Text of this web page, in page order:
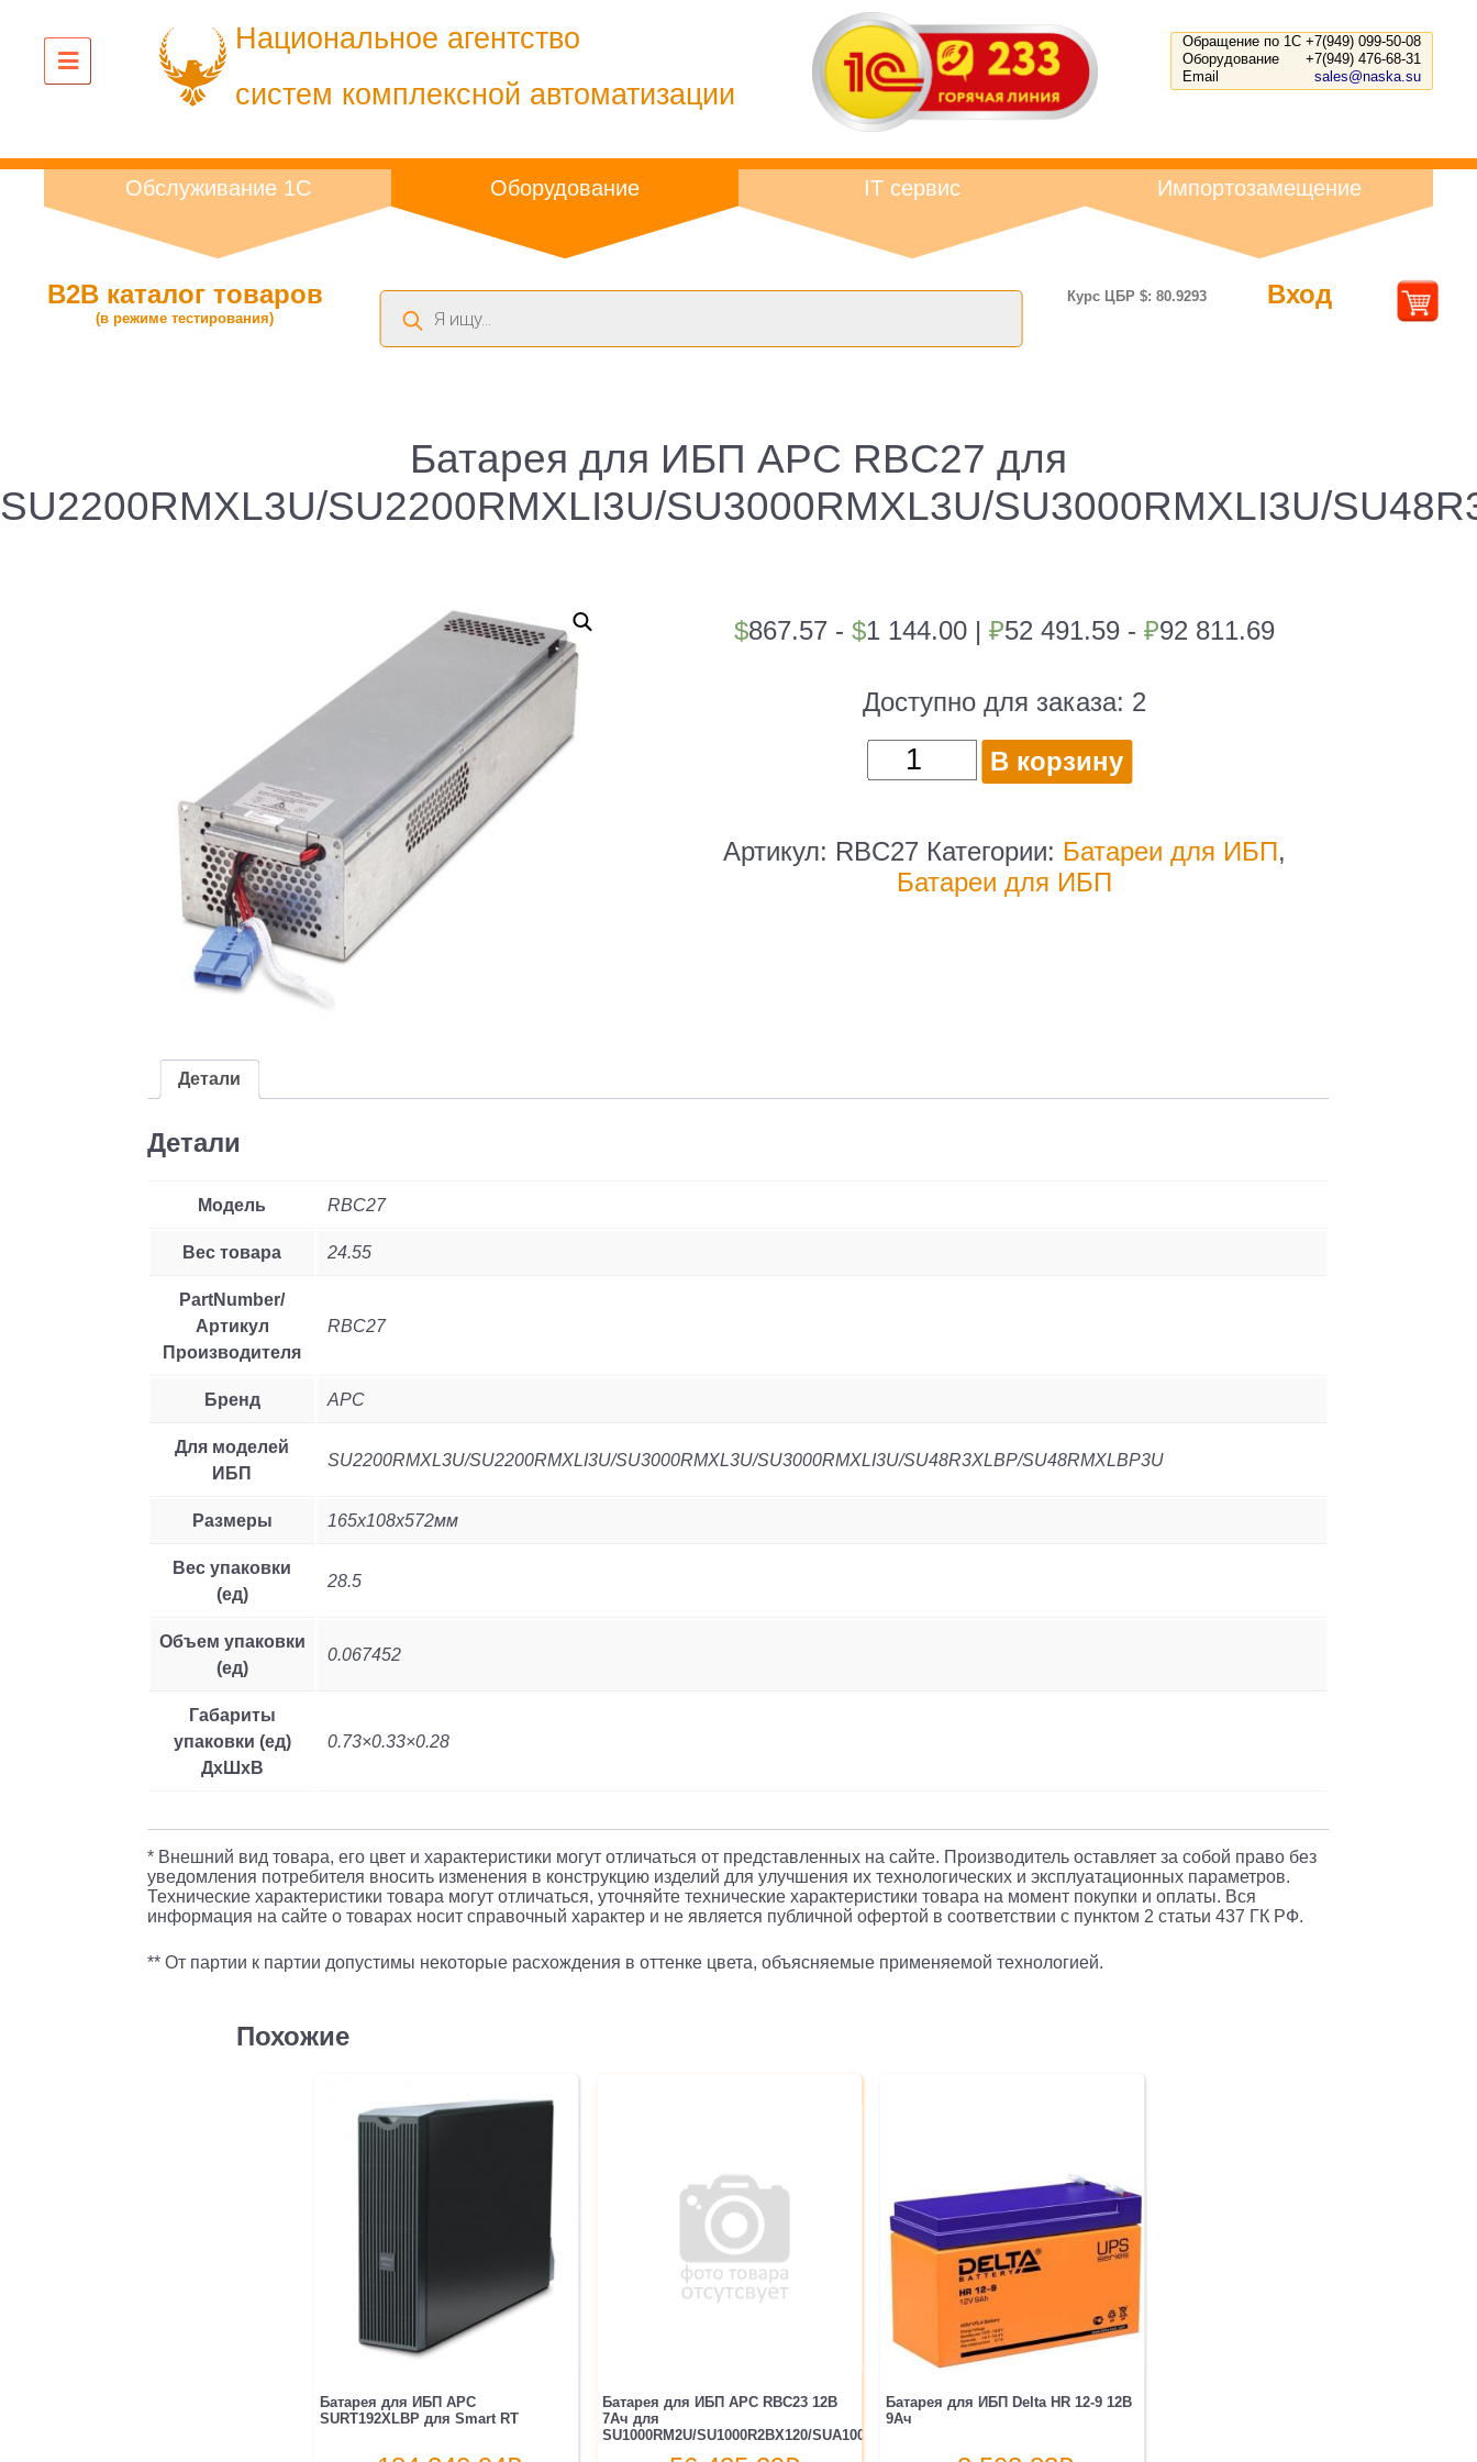
Национальное агентство
систем комплексной автоматизации
Обращение по 1С +7(949) 099-50-08
Оборудование
+7(949) 476-68-31
Email
sales@naska.su
Обслуживание 1С Оборудование IT сервис Импортозамещение
B2B каталог товаров
(в режиме тестирования)
Поиск
товаров
Курс ЦБР $: 80.9293 Вход
Батарея для ИБП APC RBC27 для
SU2200RMXL3U/SU2200RMXLI3U/SU3000RMXL3U/SU3000RMXLI3U/
$867.57 - $1 144.00| ₽52 491.59 - ₽92 811.69
Доступно для заказа: 2
Количество
товара
для
ИБП
В корзину
Артикул: RBC27 Категории: Батареи для ИБП,
Батареи для ИБП
Детали
Детали
Модель RBC27
Вес товара 24.55
PartNumber/
Артикул
Производителя
RBC27
Бренд APC
Для моделей
ИБП
SU2200RMXL3U/SU2200RMXLI3U/SU3000RMXL3U/SU3000RMXLI3U/SU48R3XLBP/SU48RMXLBP3U
Размеры 165x108x572мм
Вес упаковки
(ед)
28.5
Объем упаковки
(ед)
0.067452
Габариты
упаковки (ед)
ДхШхВ
0.73×0.33×0.28
* Внешний вид товара, его цвет и характеристики могут отличаться от представленных на сайте. Производитель оставляет за собой право без
уведомления потребителя вносить изменения в конструкцию изделий для улучшения их технологических и эксплуатационных параметров.
Технические характеристики товара могут отличаться, уточняйте технические характеристики товара на момент покупки и оплаты. Вся
информация на сайте о товарах носит справочный характер и не является публичной офертой в соответствии с пунктом 2 статьи 437 ГК РФ.
** От партии к партии допустимы некоторые расхождения в оттенке цвета, объясняемые применяемой технологией.
Похожие
Батарея для ИБП APC
SURT192XLBP для Smart RT
Батарея для ИБП APC RBC23 12В
7Ач для
SU1000RM2U/SU1000R2BX120/SUA1000RM2U/SUA10...
Батарея для ИБП Delta HR 12-9 12В
9Ач